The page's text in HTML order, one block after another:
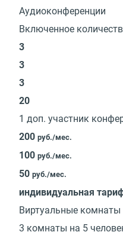
Аудиоконференции
Включенное
3
3
3
20
1 доп. участник
200 руб./мес.
100 руб./мес.
50 руб./мес.
индивидуальная
Виртуальные
3 комнаты на 5